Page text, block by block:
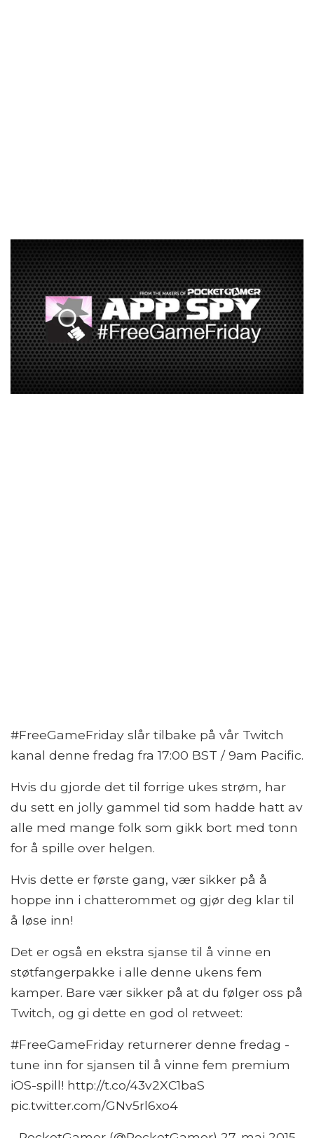
#FreeGameFriday slår tilbake på vår Twitch
kanal denne fredag ​​fra 17:00 BST / 9am Pacific.
Hvis du gjorde det til forrige ukes strøm, har
du sett en jolly gammel tid som hadde hatt av
alle med mange folk som gikk bort med tonn
for å spille over helgen.
Hvis dette er første gang, vær sikker på å
hoppe inn i chatterommet og gjør deg klar til
å løse inn!
Det er også en ekstra sjanse til å vinne en
støtfangerpakke i alle denne ukens fem
kamper. Bare vær sikker på at du følger oss på
Twitch, og gi dette en god ol retweet:
#FreeGameFriday returnerer denne fredag ​​-
tune inn for sjansen til å vinne fem premium
iOS-spill! http://t.co/43v2XC1baS
pic.twitter.com/GNv5rl6xo4